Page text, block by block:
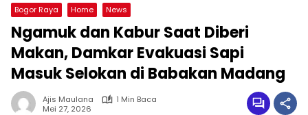
Bogor Raya Home News
Ngamuk dan Kabur Saat Diberi
Makan, Damkar Evakuasi Sapi
Masuk Selokan di Babakan Madang
Ajis Maulana
1 Min Baca
Mei 27, 2026